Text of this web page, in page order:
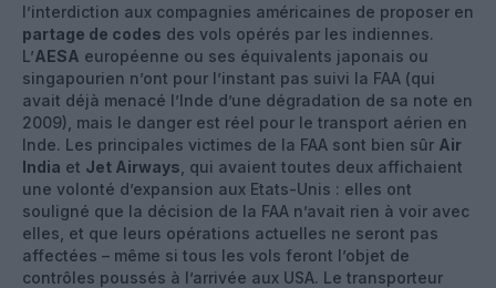
l’interdiction aux compagnies américaines de proposer en
partage de codes des vols opérés par les indiennes.
L’AESA européenne ou ses équivalents japonais ou
singapourien n’ont pour l’instant pas suivi la FAA (qui
avait déjà menacé l’Inde d’une dégradation de sa note en
2009), mais le danger est réel pour le transport aérien en
Inde. Les principales victimes de la FAA sont bien sûr Air
India et Jet Airways , qui avaient toutes deux affichaient
une volonté d’expansion aux Etats-Unis : elles ont
souligné que la décision de la FAA n’avait rien à voir avec
elles, et que leurs opérations actuelles ne seront pas
affectées – même si tous les vols feront l’objet de
contrôles poussés à l’arrivée aux USA. Le transporteur